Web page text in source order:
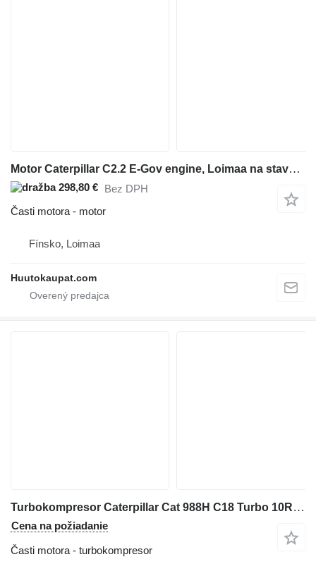
Motor Caterpillar C2.2 E-Gov engine, Loimaa na stavebného stroja
298,80 € Bez DPH
Časti motora - motor
Fínsko, Loimaa
Huutokaupat.com
Turbokompresor Caterpillar Cat 988H C18 Turbo 10R-3205 361-9711 32236702 na rýpadla
Cena na požiadanie
Časti motora - turbokompresor